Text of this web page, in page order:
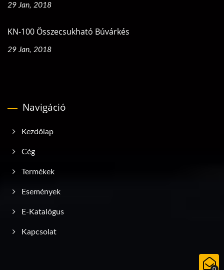
29 Jan, 2018
KN-100 Összecsukható Búvárkés
29 Jan, 2018
Navigáció
Kezdőlap
Cég
Termékek
Események
E-Katalógus
Kapcsolat